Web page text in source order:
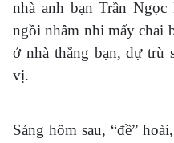
nhà anh bạn Trần
ngồi nhâm nhi mấy chai
ở nhà thằng bạn, dự trù
vị.
Sáng hôm sau, “đề”